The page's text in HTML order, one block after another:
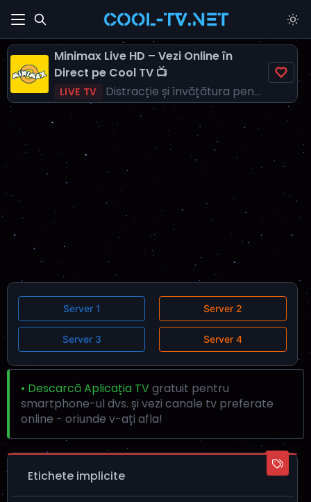
Minimax Live HD – Vezi Online în
Direct pe Cool TV 📺
LIVE TV Distracție și învățătura pentru fiecare copil!
Server 1 Server 2
Server 3 Server 4
• Descarcă Aplicația TVgratuit pentru
smartphone-ul dvs. și vezi canale tv preferate
online - oriunde v-ați afla!
Etichete implicite